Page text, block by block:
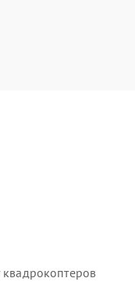
квадрокоптеров